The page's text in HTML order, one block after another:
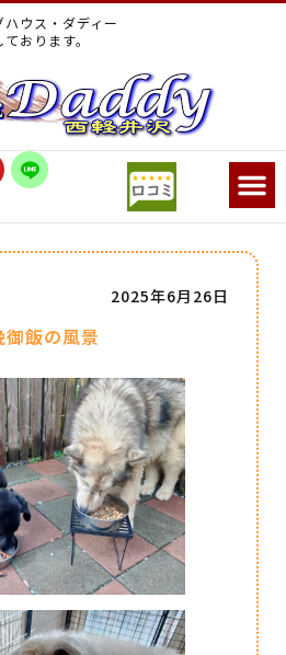
ウス・ダディー
おります。
飯の風景
2025年6月26日